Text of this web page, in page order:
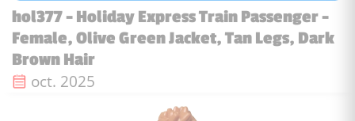
hol377 - Holiday Express Train Passenger -
Female, Olive Green Jacket, Tan Legs, Dark
Brown Hair
Date de sortie :
oct. 2025